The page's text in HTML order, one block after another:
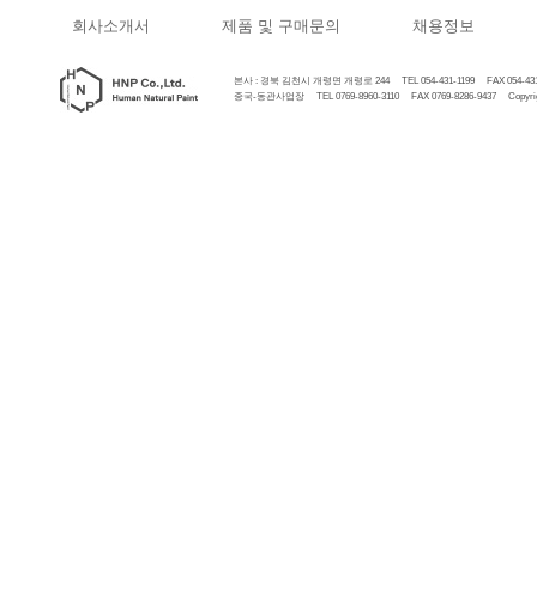
회사소개서 제품 및 구매문의 채용정보
본사 : 경북 김천시 개령면 개령로 244 TEL 054-431-1199 FAX 054-
중국-동관사업장 TEL 0769-8960-3110 FAX 0769-8286-9437